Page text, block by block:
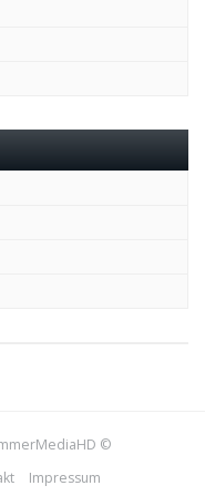
©
Impressum